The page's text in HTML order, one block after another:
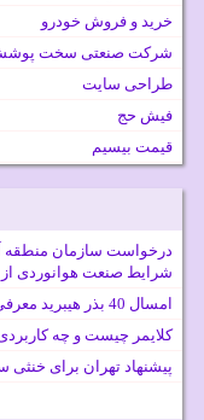
خرید و فروش خودرو
شرکت صنعتی سخت
طراحی سایت
فیش حج
قیمت بیسیم
درخواست سازمان منطقه
شرایط صنعت هوانوردی
امسال 40 بذر هیبرید معرفی می شود
کلایمر چیست و چه
پیشنهاد تهران برای خنثی